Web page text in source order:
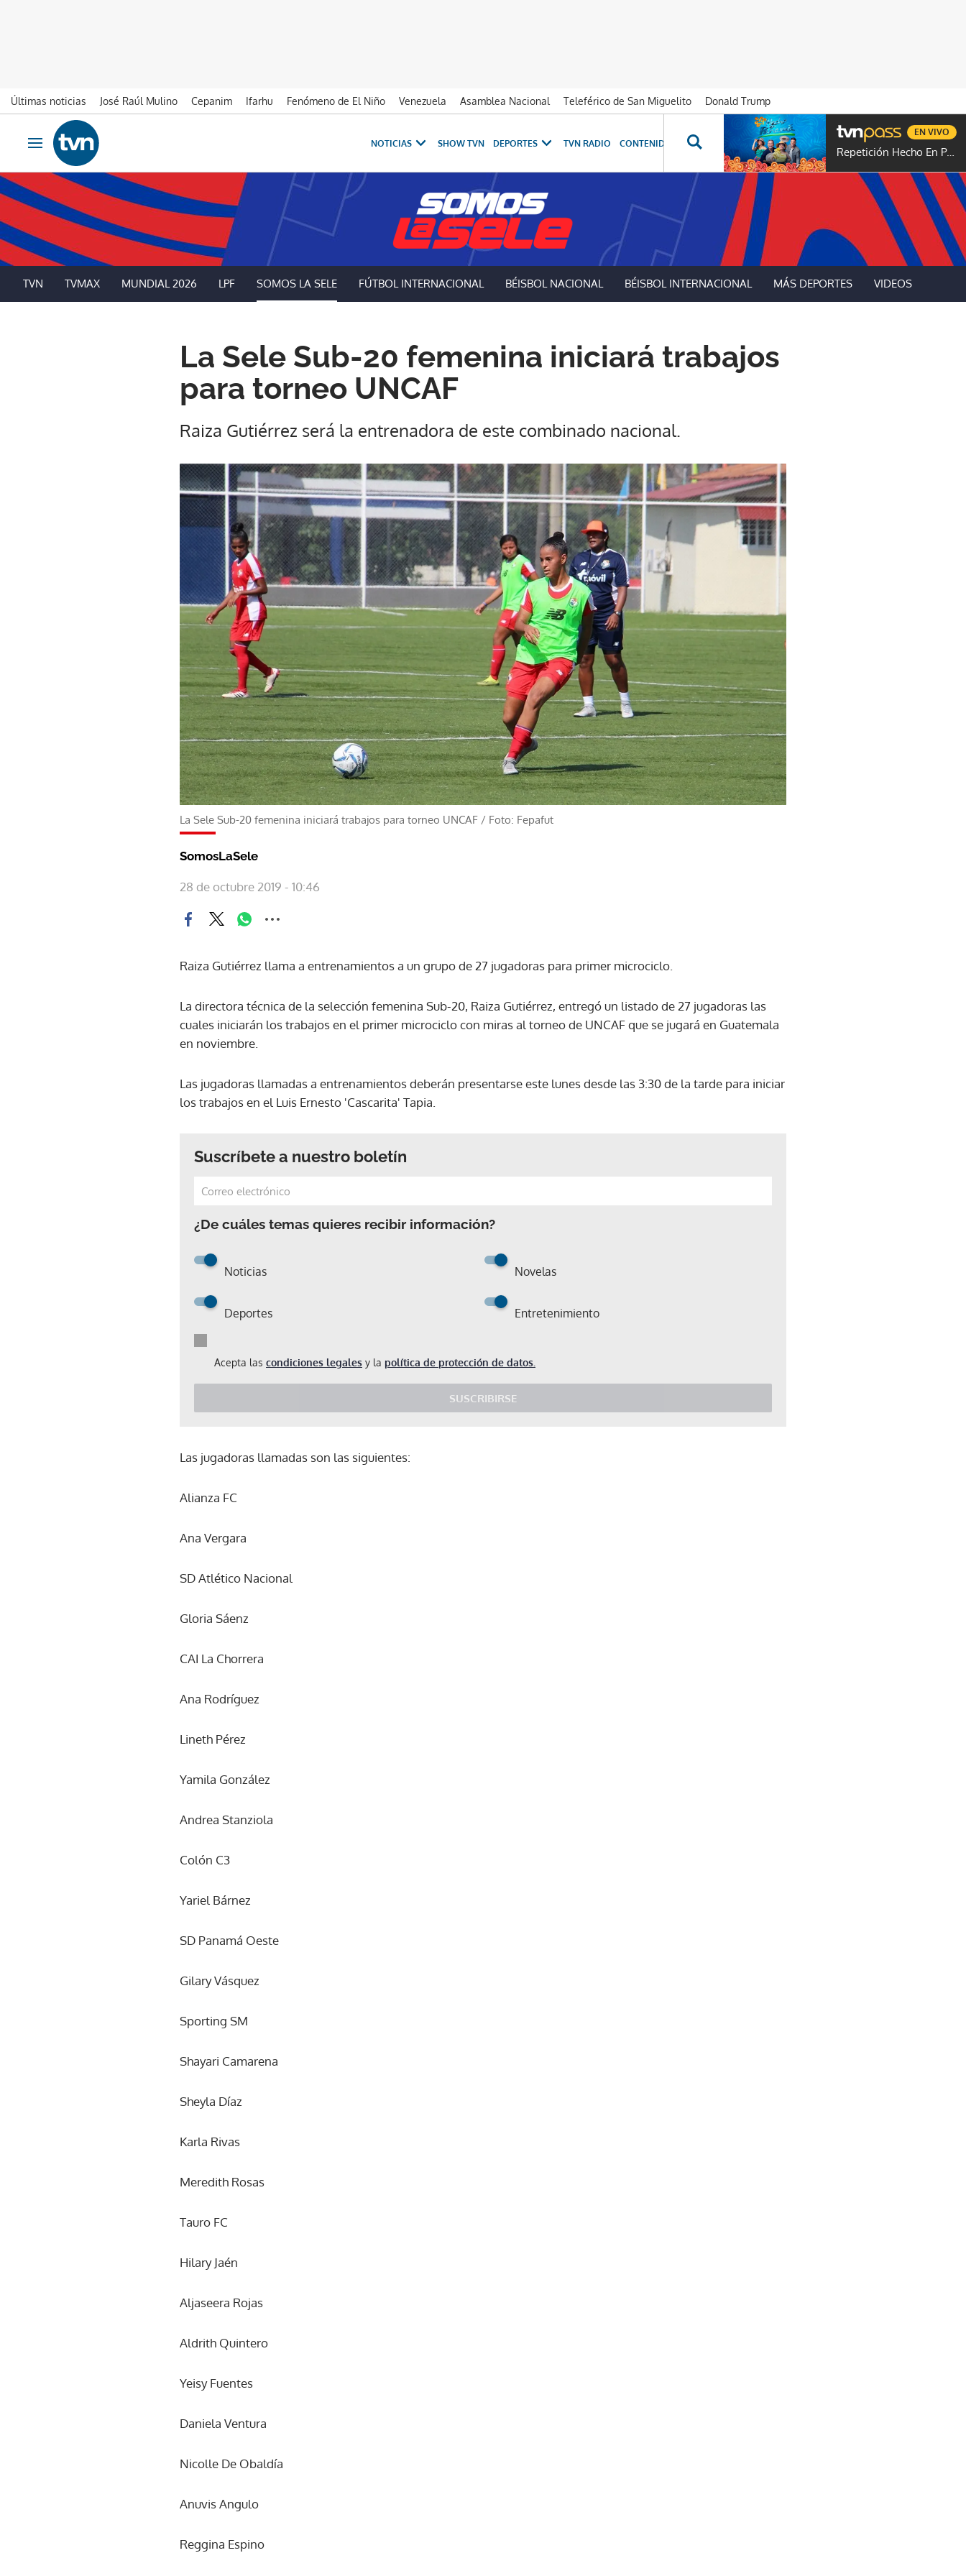
Últimas noticias José Raúl Mulino Cepanim Ifarhu Fenómeno de El Niño Venezuela Asamblea Nacional Teleférico de San Miguelito
Donald Trump
Ir al contenido
Obrir navegació
NOTICIAS SHOW TVN DEPORTES TVN RADIO CONTENIDOS ESPECIALES NOVELAS PROGRAMAS GENTE TVN
Repetición Hecho En Panamá
EN VIVO
TVN TVMAX MUNDIAL 2026 LPF SOMOS LA SELE FÚTBOL INTERNACIONAL BÉISBOL NACIONAL BÉISBOL INTERNACIONAL MÁS DEPORTES VIDEOS
La Sele Sub-20 femenina iniciará trabajos
para torneo UNCAF
Raiza Gutiérrez será la entrenadora de este combinado nacional.
La Sele Sub-20 femenina iniciará trabajos para torneo UNCAF / Foto: Fepafut
SomosLaSele
28 de octubre 2019 - 10:46
Raiza Gutiérrez llama a entrenamientos a un grupo de 27 jugadoras para primer microciclo.
La directora técnica de la selección femenina Sub-20, Raiza Gutiérrez, entregó un listado de 27 jugadoras las
cuales iniciarán los trabajos en el primer microciclo con miras al torneo de UNCAF que se jugará en Guatemala
en noviembre.
Las jugadoras llamadas a entrenamientos deberán presentarse este lunes desde las 3:30 de la tarde para iniciar
los trabajos en el Luis Ernesto 'Cascarita' Tapia.
Suscríbete a nuestro boletín
¿De cuáles temas quieres recibir información?
Noticias Novelas
Deportes Entretenimiento
Acepta las condiciones legales y la política de protección de datos.
SUSCRIBIRSE
Las jugadoras llamadas son las siguientes:
Alianza FC
Ana Vergara
SD Atlético Nacional
Gloria Sáenz
CAI La Chorrera
Ana Rodríguez
Lineth Pérez
Yamila González
Andrea Stanziola
Colón C3
Yariel Bárnez
SD Panamá Oeste
Gilary Vásquez
Sporting SM
Shayari Camarena
Sheyla Díaz
Karla Rivas
Meredith Rosas
Tauro FC
Hilary Jaén
Aljaseera Rojas
Aldrith Quintero
Yeisy Fuentes
Daniela Ventura
Nicolle De Obaldía
Anuvis Angulo
Reggina Espino